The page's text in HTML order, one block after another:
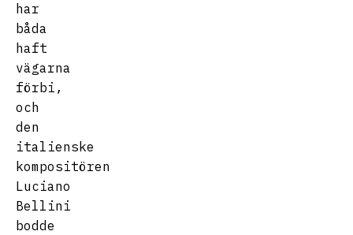
har
båda
haft
vägarna
förbi,
och
den
italienske
kompositören
Luciano
Bellini
bodde